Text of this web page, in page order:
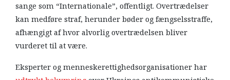
sange som “Internationale”, offentligt. Overtrædelser
kan medføre straf, herunder bøder og fængselsstraffe,
afhængigt af hvor alvorlig overtrædelsen bliver
vurderet til at være.
Eksperter og menneskerettighedsorganisationer har